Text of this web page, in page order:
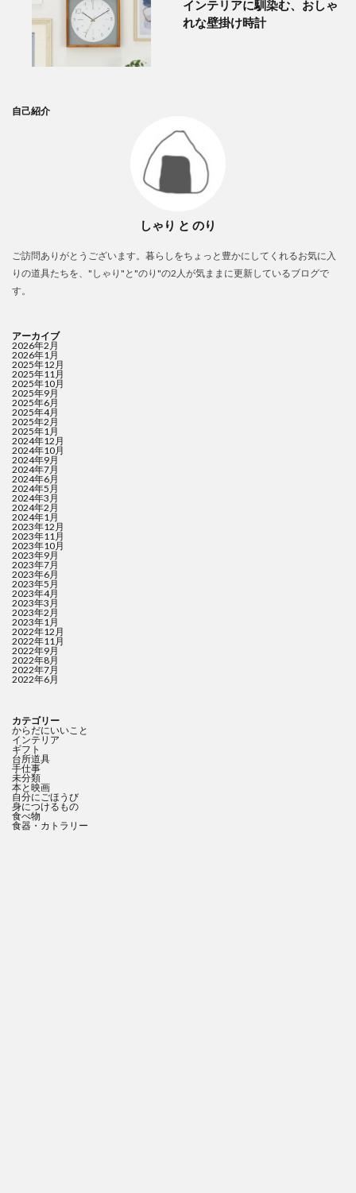
インテリアに馴染む、おしゃ
れな壁掛け時計
自己紹介
しゃり と のり
ご訪問ありがとうございます。暮らしをちょっと豊かにしてくれるお気に入
りの道具たちを、"しゃり"と"のり"の2人が気ままに更新しているブログで
す。
アーカイブ
2026年2月
2026年1月
2025年12月
2025年11月
2025年10月
2025年9月
2025年6月
2025年4月
2025年2月
2025年1月
2024年12月
2024年10月
2024年9月
2024年7月
2024年6月
2024年5月
2024年3月
2024年2月
2024年1月
2023年12月
2023年11月
2023年10月
2023年9月
2023年7月
2023年6月
2023年5月
2023年4月
2023年3月
2023年2月
2023年1月
2022年12月
2022年11月
2022年9月
2022年8月
2022年7月
2022年6月
カテゴリー
からだにいいこと
インテリア
ギフト
台所道具
手仕事
未分類
本と映画
自分にごほうび
身につけるもの
食べ物
食器・カトラリー